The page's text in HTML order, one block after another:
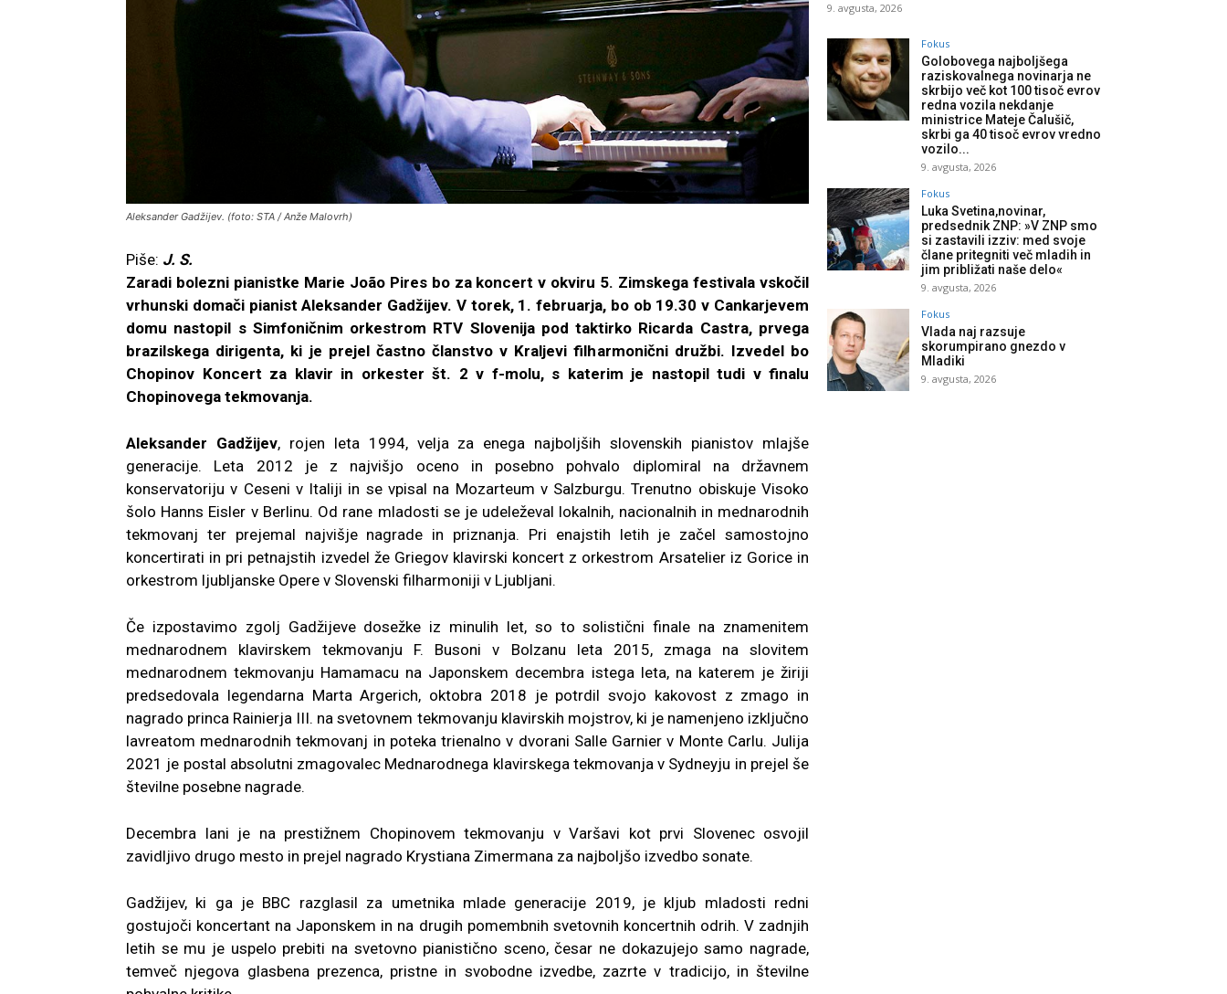
Aleksander Gadžijev. (foto: STA / Anže Malovrh)
Piše: J. S.
Zaradi bolezni pianistke Marie João Pires bo za koncert v okviru 5. Zimskega festivala vskočil
vrhunski domači pianist Aleksander Gadžijev. V torek, 1. februarja, bo ob 19.30 v Cankarjevem
domu nastopil s Simfoničnim orkestrom RTV Slovenija pod taktirko Ricarda Castra, prvega
brazilskega dirigenta, ki je prejel častno članstvo v Kraljevi filharmonični družbi. Izvedel bo
Chopinov Koncert za klavir in orkester št. 2 v f-molu, s katerim je nastopil tudi v finalu
Chopinovega tekmovanja.
Aleksander Gadžijev, rojen leta 1994, velja za enega najboljših slovenskih pianistov mlajše
generacije. Leta 2012 je z najvišjo oceno in posebno pohvalo diplomiral na državnem
konservatoriju v Ceseni v Italiji in se vpisal na Mozarteum v Salzburgu. Trenutno obiskuje Visoko
šolo Hanns Eisler v Berlinu. Od rane mladosti se je udeleževal lokalnih, nacionalnih in mednarodnih
tekmovanj ter prejemal najvišje nagrade in priznanja. Pri enajstih letih je začel samostojno
koncertirati in pri petnajstih izvedel že Griegov klavirski koncert z orkestrom Arsatelier iz Gorice in
orkestrom ljubljanske Opere v Slovenski filharmoniji v Ljubljani.
Če izpostavimo zgolj Gadžijeve dosežke iz minulih let, so to solistični finale na znamenitem
mednarodnem klavirskem tekmovanju F. Busoni v Bolzanu leta 2015, zmaga na slovitem
mednarodnem tekmovanju Hamamacu na Japonskem decembra istega leta, na katerem je žiriji
predsedovala legendarna Marta Argerich, oktobra 2018 je potrdil svojo kakovost z zmago in
nagrado princa Rainierja III. na svetovnem tekmovanju klavirskih mojstrov, ki je namenjeno izključno
lavreatom mednarodnih tekmovanj in poteka trienalno v dvorani Salle Garnier v Monte Carlu. Julija
2021 je postal absolutni zmagovalec Mednarodnega klavirskega tekmovanja v Sydneyju in prejel še
številne posebne nagrade.
Decembra lani je na prestižnem Chopinovem tekmovanju v Varšavi kot prvi Slovenec osvojil
zavidljivo drugo mesto in prejel nagrado Krystiana Zimermana za najboljšo izvedbo sonate.
Gadžijev, ki ga je BBC razglasil za umetnika mlade generacije 2019, je kljub mladosti redni
gostujoči koncertant na Japonskem in na drugih pomembnih svetovnih koncertnih odrih. V zadnjih
letih se mu je uspelo prebiti na svetovno pianistično sceno, česar ne dokazujejo samo nagrade,
temveč njegova glasbena prezenca, pristne in svobodne izvedbe, zazrte v tradicijo, in številne
9. avgusta, 2026
Fokus
Golobovega najboljšega
raziskovalnega novinarja ne
skrbijo več kot 100 tisoč evrov
redna vozila nekdanje
ministrice Mateje Čalušič,
skrbi ga 40 tisoč evrov vredno
vozilo...
9. avgusta, 2026
Fokus
Luka Svetina,novinar,
predsednik ZNP: »V ZNP smo
si zastavili izziv: med svoje
člane pritegniti več mladih in
jim približati naše delo«
9. avgusta, 2026
Fokus
Vlada naj razsuje
skorumpirano gnezdo v
Mladiki
9. avgusta, 2026